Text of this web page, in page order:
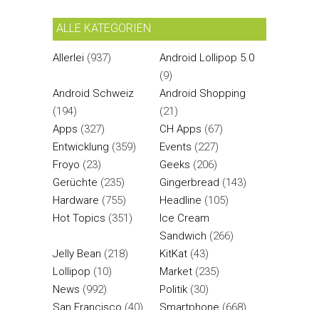
ALLE KATEGORIEN
Allerlei (937)
Android Lollipop 5.0
(9)
Android Schweiz
(194)
Android Shopping
(21)
Apps (327) CH Apps (67)
Entwicklung (359) Events (227)
Froyo (23) Geeks (206)
Gerüchte (235) Gingerbread (143)
Hardware (755) Headline (105)
Hot Topics (351)
Ice Cream
Sandwich (266)
Jelly Bean (218) KitKat (43)
Lollipop (10) Market (235)
News (992) Politik (30)
San Francisco (40) Smartphone (668)